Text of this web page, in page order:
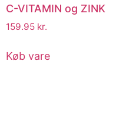
C-VITAMIN og ZINK
159.95 kr.
Køb vare